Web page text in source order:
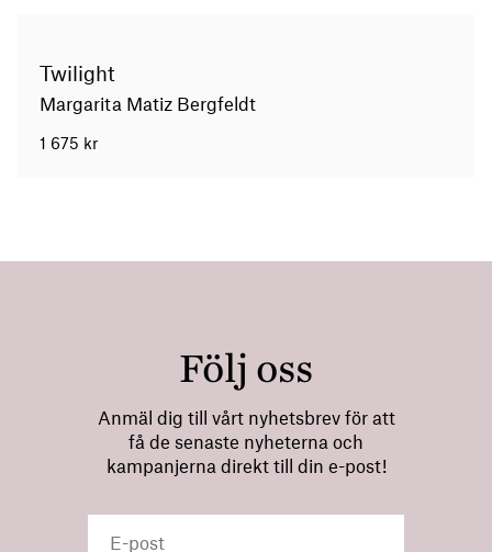
Twilight
Margarita Matiz Bergfeldt
1 675 kr
Följ oss
Anmäl dig till vårt nyhetsbrev för att
få de senaste nyheterna och
kampanjerna direkt till din e-post!